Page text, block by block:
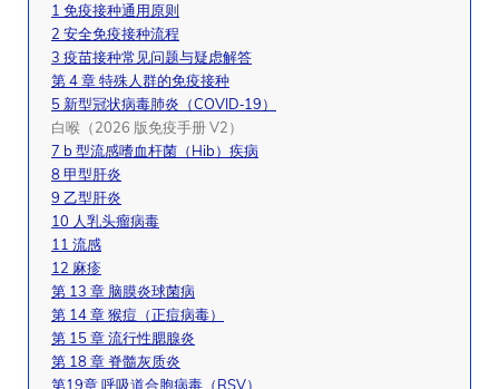
1 免疫接种通用原则
2 安全免疫接种流程
3 疫苗接种常见问题与疑虑解答
第 4 章 特殊人群的免疫接种
5 新型冠状病毒肺炎（COVID‑19）
白喉（2026 版免疫手册 V2）
7 b 型流感嗜血杆菌（Hib）疾病
8 甲型肝炎
9 乙型肝炎
10 人乳头瘤病毒
11 流感
12 麻疹
第 13 章 脑膜炎球菌病
第 14 章 猴痘（正痘病毒）
第 15 章 流行性腮腺炎
第 18 章 脊髓灰质炎
第19章 呼吸道合胞病毒（RSV）